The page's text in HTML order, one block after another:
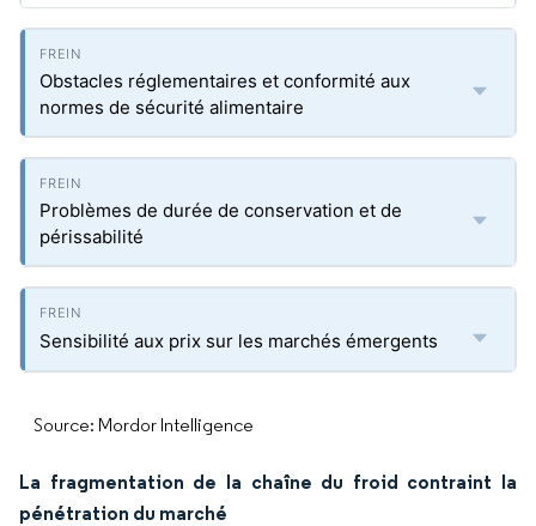
Obstacles réglementaires et conformité aux
normes de sécurité alimentaire
Problèmes de durée de conservation et de
périssabilité
Sensibilité aux prix sur les marchés émergents
Source: Mordor Intelligence
La fragmentation de la chaîne du froid contraint la
pénétration du marché